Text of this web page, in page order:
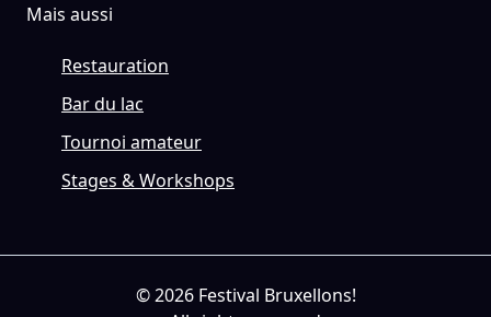
Mais aussi
Restauration
Bar du lac
Tournoi amateur
Stages & Workshops
© 2026 Festival Bruxellons!